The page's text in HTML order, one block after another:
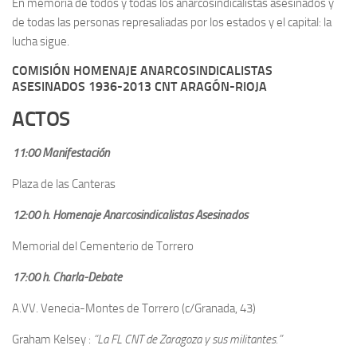
En memoria de todos y todas los anarcosindicalistas asesinados y
de todas las personas represaliadas por los estados y el capital: la
lucha sigue.
COMISIÓN HOMENAJE ANARCOSINDICALISTAS
ASESINADOS 1936-2013 CNT ARAGÓN-RIOJA
ACTOS
11:00 Manifestación
Plaza de las Canteras
12:00 h. Homenaje Anarcosindicalistas Asesinados
Memorial del Cementerio de Torrero
17:00 h. Charla-Debate
A.VV. Venecia-Montes de Torrero (c/Granada, 43)
Graham Kelsey : “La FL CNT de Zaragoza y sus militantes.”